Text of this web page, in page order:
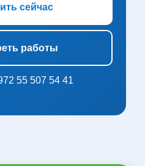
сейчас
работы
55 507 54 41